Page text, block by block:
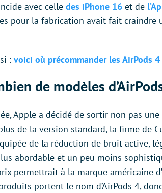
avec celle des iPhone 16 et de
pour la fabrication avait fait craindre
: voici où précommander les AirPods 4
de modèles
Apple a décidé de sortir non pas une
de la version standard, la firme de
de la réduction de bruit active,
abordable et un peu moins
permettrait à la marque américaine
portent le nom d’AirPods 4,